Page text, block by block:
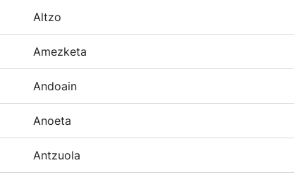
Altzo
Amezketa
Andoain
Anoeta
Antzuola